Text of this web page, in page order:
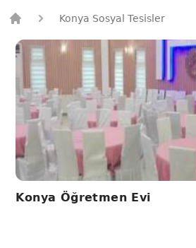
Konya Sosyal Tesisler
Konya Öğretmen Evi